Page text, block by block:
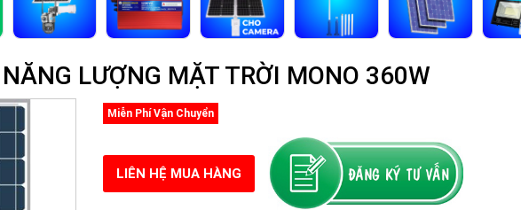
LƯỢNG MẶT TRỜI MONO 360W
Miễn Phí Vận Chuyển
LIÊN HỆ MUA HÀNG